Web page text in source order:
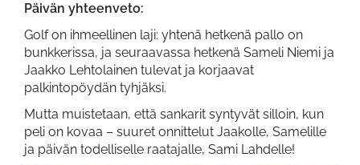
Päivän yhteenveto:
Golf on ihmeellinen laji: yhtenä hetkenä pallo on
bunkkerissa, ja seuraavassa hetkenä Sameli Niemi ja
Jaakko Lehtolainen tulevat ja korjaavat
palkintopöydän tyhjäksi.
Mutta muistetaan, että sankarit syntyvät silloin, kun
peli on kovaa – suuret onnittelut Jaakolle, Samelille
ja päivän todelliselle raatajalle, Sami Lahdelle!